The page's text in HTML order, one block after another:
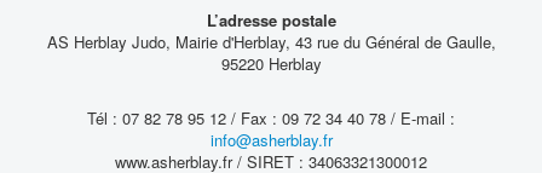
L’adresse postale
AS Herblay Judo, Mairie d'Herblay, 43 rue du Général de Gaulle,
95220 Herblay
Tél : 07 82 78 95 12 / Fax : 09 72 34 40 78 / E-mail :
info@asherblay.fr
www.asherblay.fr / SIRET : 34063321300012